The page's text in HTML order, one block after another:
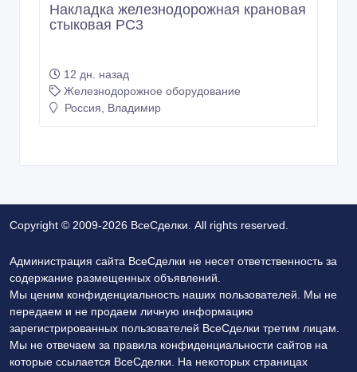
Накладка железнодорожная крановая
стыковая РС3
12 дн. назад
Железнодорожное оборудование
Россия, Владимир
Copyright © 2009-2026 ВсеСделки. All rights reserved.
Администрация сайта ВсеСделки не несет ответственность за
содержание размещенных объявлений.
Мы ценим конфиденциальность наших пользователей. Мы не
передаем и не продаем личную информацию
зарегистрированных пользователей ВсеСделки третим лицам.
Мы не отвечаем за правила конфиденциальности сайтов на
которые ссылается ВсеСделки. На некоторых страницах